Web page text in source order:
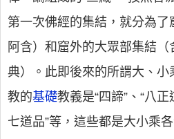
第一次佛經的集結，就分為了
阿含）和窟外的大眾部集結
典）。此即後來的所謂大、小
教的基礎教義是“四諦”、“八正
七道品”等，這些都是大小乘